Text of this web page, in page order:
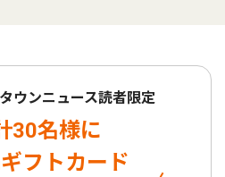
ウンニュース読者限定
30名様に
フトカード